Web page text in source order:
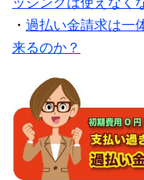
・ 過払い金請求は一
来るのか？